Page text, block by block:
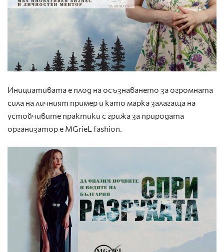
Инициативата е плод на осъзнаването за огромната
сила на личният пример и като марка залагаща на
устойчивите практики с грижа за природата
организатор е MGrieL fashion.